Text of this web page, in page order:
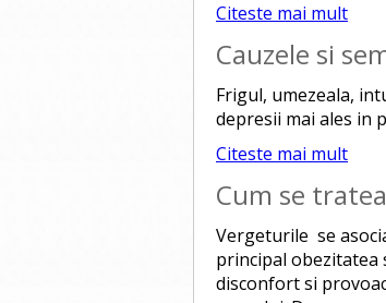
Citeste mai mult
Cauzele si
Frigul, umezeala,
depresii mai ales in
Citeste mai mult
Cum se
Vergeturile se
principal obezitatea
disconfort si